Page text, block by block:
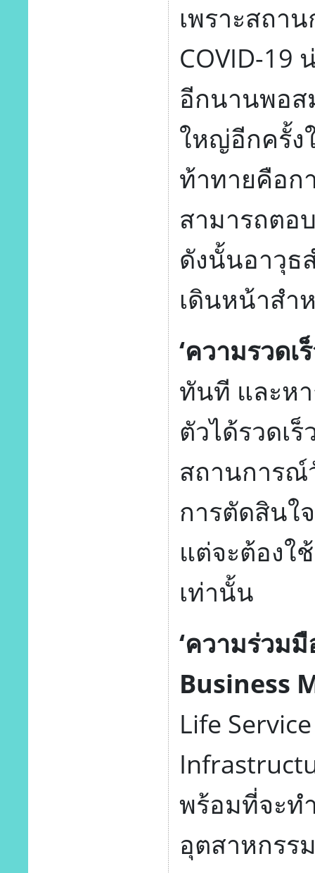
เพราะสถา
COVID-19
อีกนานพอส
ใหญ่อีกครั้ง
ท้าทายคือก
สามารถตอ
ดังนั้นอาวุธ
เดินหน้าสำ
‘ความรวดเร็
ทันที และห
ตัวได้รวดเ
สถานการณ์
การตัดสินใ
แต่จะต้องใ
เท่านั้น
‘ความร่วม
Business
Life
พร้อมที่จะท
อุตสาหกรร